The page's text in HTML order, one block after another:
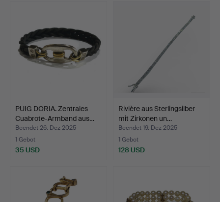
PUIG DORIA. Zentrales
Cuabrote-Armband aus…
Beendet 26. Dez 2025
1 Gebot
35 USD
Rivière aus Sterlingsilber
mit Zirkonen un…
Beendet 19. Dez 2025
1 Gebot
128 USD